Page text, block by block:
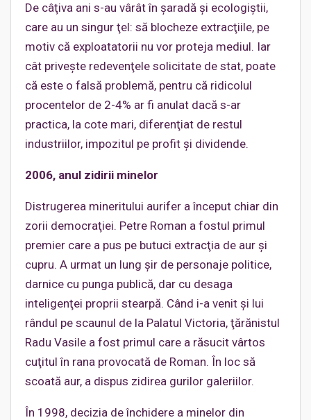
De câţiva ani s-au vârât în şaradă şi ecologiştii,
care au un singur ţel: să blocheze extracţiile, pe
motiv că exploatatorii nu vor proteja mediul. Iar
cât priveşte redevenţele solicitate de stat, poate
că este o falsă problemă, pentru că ridicolul
procentelor de 2-4% ar fi anulat dacă s-ar
practica, la cote mari, diferenţiat de restul
industriilor, impozitul pe profit şi dividende.
2006, anul zidirii minelor
Distrugerea mineritului aurifer a început chiar din
zorii democraţiei. Petre Roman a fostul primul
premier care a pus pe butuci extracţia de aur şi
cupru. A urmat un lung şir de personaje politice,
darnice cu punga publică, dar cu desaga
inteligenţei proprii stearpă. Când i-a venit şi lui
rândul pe scaunul de la Palatul Victoria, ţărănistul
Radu Vasile a fost primul care a răsucit vârtos
cuţitul în rana provocată de Roman. În loc să
scoată aur, a dispus zidirea gurilor galeriilor.
În 1998, decizia de închidere a minelor din